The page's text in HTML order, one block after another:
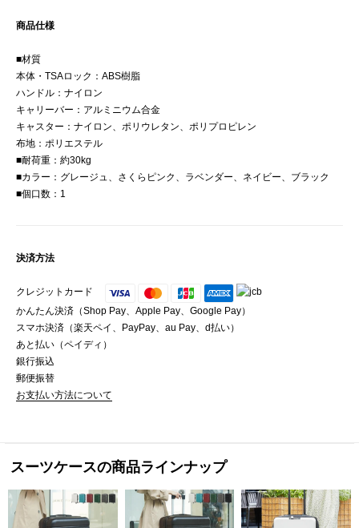
商品仕様
■材質
本体・TSAロック：ABS樹脂
ハンドル：ナイロン
キャリーバー：アルミニウム合金
キャスター：ナイロン、ポリウレタン、ポリプロピレン
布地：ポリエステル
■耐荷重：約30kg
■カラー：グレージュ、さくらピンク、ラベンダー、ネイビー、ブラック
■個口数：1
決済方法
クレジットカード
かんたん決済（Shop Pay、Apple Pay、Google Pay）
スマホ決済（楽天ペイ、PayPay、au Pay、d払い）
あと払い（ペイディ）
銀行振込
郵便振替
お支払い方法について
スーツケースの商品ラインナップ